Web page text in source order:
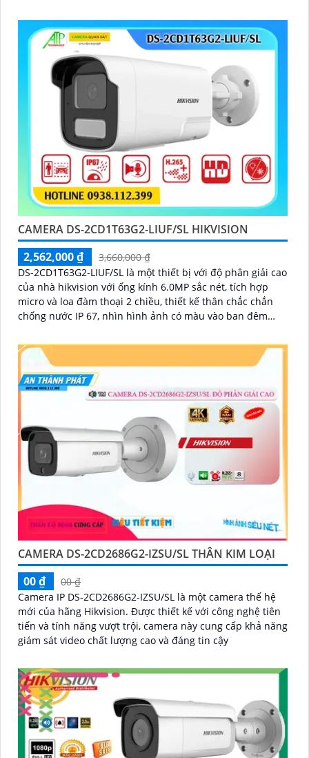
CAMERA DS-2CD1T63G2-LIUF/SL HIKVISION
2,562,000 ₫
3,660,000 ₫
DS-2CD1T63G2-LIUF/SL là một thiết bị với độ phân giải cao
của nhà hikvision với ống kính 6.0MP sắc nét, tích hợp
micro và loa đàm thoại 2 chiều, thiết kế thân chắc chắn
chống nước IP 67, nhìn hình ảnh có màu vào ban đêm
CAMERA DS-2CD2686G2-IZSU/SL THÂN KIM LOẠI
00 ₫
00 ₫
Camera IP DS-2CD2686G2-IZSU/SL là một camera thế hệ
mới của hãng Hikvision. Được thiết kế với công nghệ tiên
tiến và tính năng vượt trội, camera này cung cấp khả năng
giám sát video chất lượng cao và đáng tin cậy